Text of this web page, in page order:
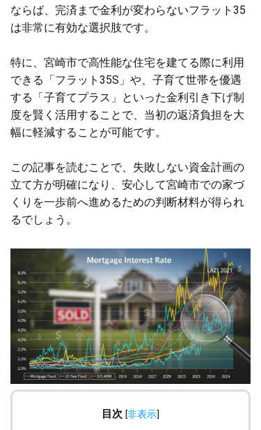
ならば、完済まで金利が変わらないフラット35
は非常に有効な選択肢です。
特に、宮崎市で高性能な住宅を建てる際に利用
できる「フラット35S」や、子育て世帯を優遇
する「子育てプラス」といった金利引き下げ制
度を賢く活用することで、当初の返済負担を大
幅に軽減することが可能です。
この記事を読むことで、失敗しない資金計画の
立て方が明確になり、安心して宮崎市での家づ
くりを一歩前へ進めるための判断材料が得られ
るでしょう。
目次 [非表示]